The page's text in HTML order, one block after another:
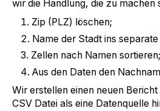
wir die Handlung, die zu machen
Zip (PLZ) löschen;
Name der Stadt ins
Zellen nach Namen sortieren;
Aus den Daten den
Wir erstellen einen neuen
CSV Datei als eine Datenquelle